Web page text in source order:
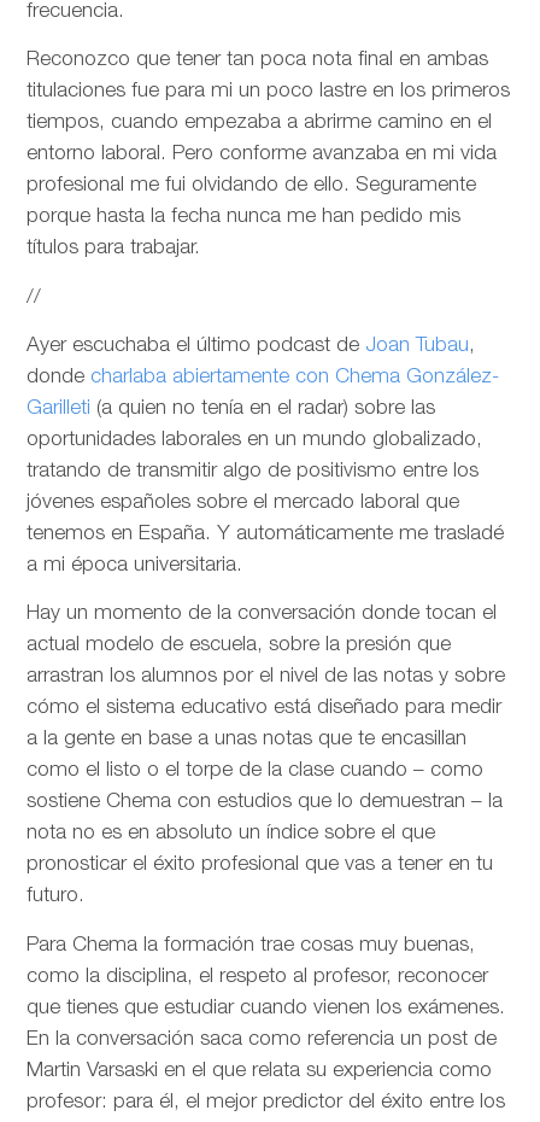
frecuencia.
Reconozco que tener tan poca nota final en ambas
titulaciones fue para mi un poco lastre en los primeros
tiempos, cuando empezaba a abrirme camino en el
entorno laboral. Pero conforme avanzaba en mi vida
profesional me fui olvidando de ello. Seguramente
porque hasta la fecha nunca me han pedido mis
títulos para trabajar.
//
Ayer escuchaba el último podcast de Joan Tubau,
donde charlaba abiertamente con Chema González-
Garilleti (a quien no tenía en el radar) sobre las
oportunidades laborales en un mundo globalizado,
tratando de transmitir algo de positivismo entre los
jóvenes españoles sobre el mercado laboral que
tenemos en España. Y automáticamente me trasladé
a mi época universitaria.
Hay un momento de la conversación donde tocan el
actual modelo de escuela, sobre la presión que
arrastran los alumnos por el nivel de las notas y sobre
cómo el sistema educativo está diseñado para medir
a la gente en base a unas notas que te encasillan
como el listo o el torpe de la clase cuando – como
sostiene Chema con estudios que lo demuestran – la
nota no es en absoluto un índice sobre el que
pronosticar el éxito profesional que vas a tener en tu
futuro.
Para Chema la formación trae cosas muy buenas,
como la disciplina, el respeto al profesor, reconocer
que tienes que estudiar cuando vienen los exámenes.
En la conversación saca como referencia un post de
Martin Varsaski en el que relata su experiencia como
profesor: para él, el mejor predictor del éxito entre los